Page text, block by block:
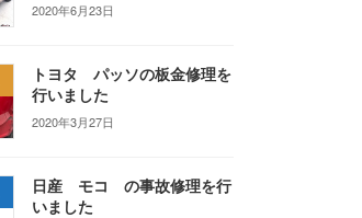
2020年6月23日
トヨタ パッソの板金修理を
行いました
2020年3月27日
日産 モコ の事故修理を行
いました